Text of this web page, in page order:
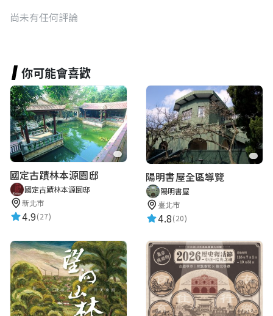
尚未有任何評論
你可能會喜歡
國定古蹟林本源園邸
國定古蹟林本源園邸
新北市
4.9(27)
陽明書屋全區導覽
陽明書屋
臺北市
4.8(20)